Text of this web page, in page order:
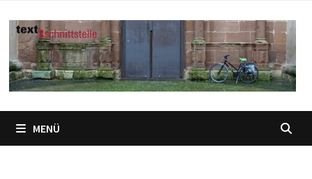
Inhalt
springen
MENÜ